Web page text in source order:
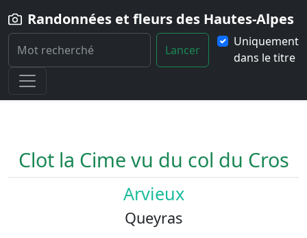
Randonnées et fleurs des Hautes-Alpes
Lancer
Uniquement
dans le titre
Home
Paysage Clot-la-Cime-vu-du-col-du-Cros
Clot la Cime vu du col du Cros
Arvieux
Queyras